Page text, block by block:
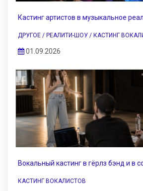
Кастинг артистов в музыкальное
ДРУГОЕ / РЕАЛИТИ-ШОУ / КАСТИНГ
01.09.2026
Вокальный кастинг в гёрлз бэнд и в
КАСТИНГ ВОКАЛИСТОВ